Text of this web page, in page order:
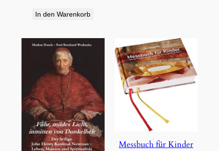
In den Warenkorb
Messbuch für Kinder